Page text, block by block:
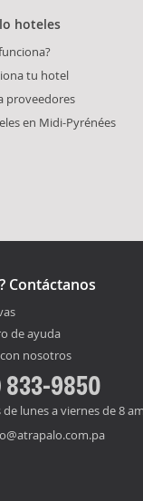
hoteles
tu hotel
proveedores
en Midi-Pyrénées
Contáctanos
de ayuda
nosotros
833-9850
lunes a viernes de 8